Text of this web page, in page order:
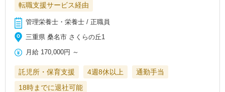
転職支援サービス経由
管理栄養士・栄養士 / 正職員
三重県 桑名市 さくらの丘1
月給 170,000円 ～
託児所・保育支援 4週8休以上
通勤手当
18時までに退社可能